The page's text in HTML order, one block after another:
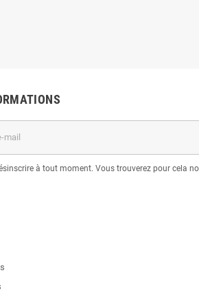
à tout moment. Vous trouverez pour cela